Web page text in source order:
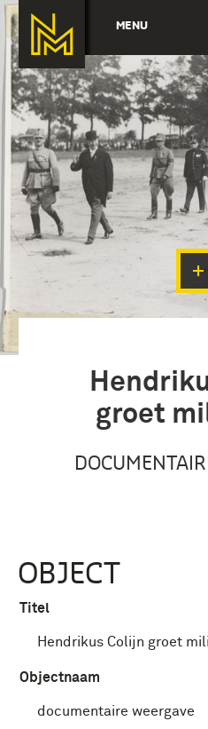
MENU
groet
OBJECT
Titel
Hendrikus Colijn groet
Objectnaam
documentaire weergave